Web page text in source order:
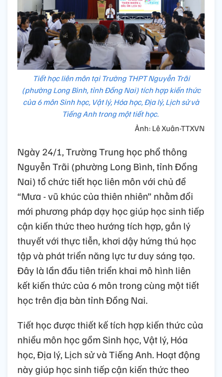
Tiết học liên môn tại Trường THPT Nguyễn Trãi
(phường Long Bình, tỉnh Đồng Nai) tích hợp kiến thức
của 6 môn Sinh học, Vật lý, Hóa học, Địa lý, Lịch sử và
Tiếng Anh trong một tiết học.
Ảnh: Lê Xuân-TTXVN
Ngày 24/1, Trường Trung học phổ thông
Nguyễn Trãi (phường Long Bình, tỉnh Đồng
Nai) tổ chức tiết học liên môn với chủ đề
“Mưa - vũ khúc của thiên nhiên” nhằm đổi
mới phương pháp dạy học giúp học sinh tiếp
cận kiến thức theo hướng tích hợp, gắn lý
thuyết với thực tiễn, khơi dậy hứng thú học
tập và phát triển năng lực tư duy sáng tạo.
Đây là lần đầu tiên triển khai mô hình liên
kết kiến thức của 6 môn trong cùng một tiết
học trên địa bàn tỉnh Đồng Nai.
Tiết học được thiết kế tích hợp kiến thức của
nhiều môn học gồm Sinh học, Vật lý, Hóa
học, Địa lý, Lịch sử và Tiếng Anh. Hoạt động
này giúp học sinh tiếp cận kiến thức theo